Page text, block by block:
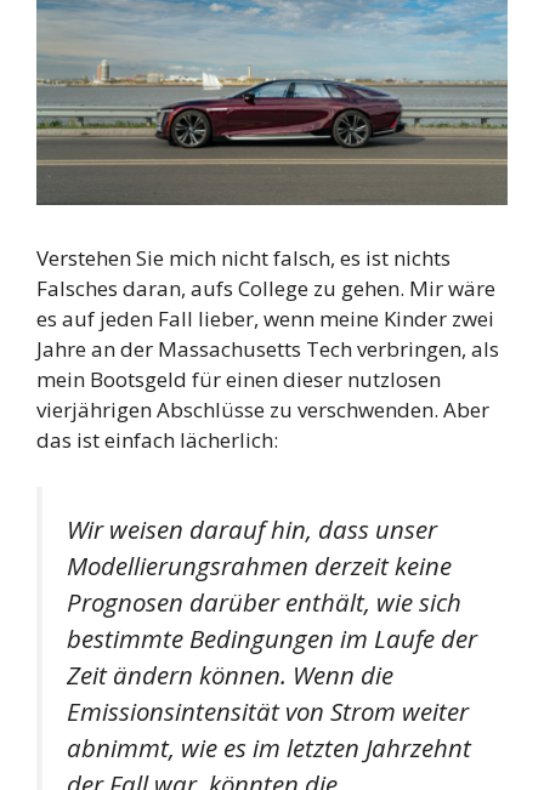
Verstehen Sie mich nicht falsch, es ist nichts
Falsches daran, aufs College zu gehen. Mir wäre
es auf jeden Fall lieber, wenn meine Kinder zwei
Jahre an der Massachusetts Tech verbringen, als
mein Bootsgeld für einen dieser nutzlosen
vierjährigen Abschlüsse zu verschwenden. Aber
das ist einfach lächerlich:
Wir weisen darauf hin, dass unser
Modellierungsrahmen derzeit keine
Prognosen darüber enthält, wie sich
bestimmte Bedingungen im Laufe der
Zeit ändern können. Wenn die
Emissionsintensität von Strom weiter
abnimmt, wie es im letzten Jahrzehnt